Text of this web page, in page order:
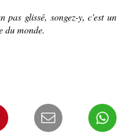
pas glissé, songez-y, c'est un
du monde.